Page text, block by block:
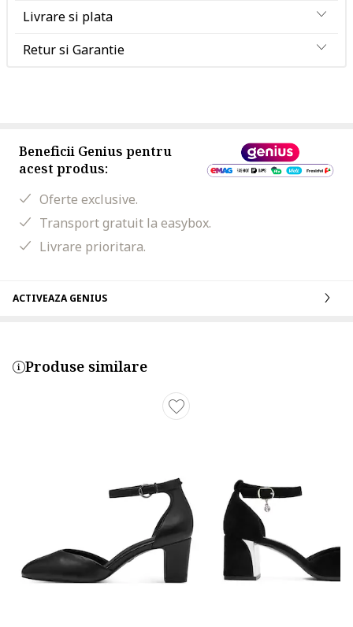
Livrare si plata
Retur si Garantie
Beneficii Genius pentru
acest produs:
Oferte exclusive.
Transport gratuit la easybox.
Livrare prioritara.
ACTIVEAZA GENIUS
Produse similare